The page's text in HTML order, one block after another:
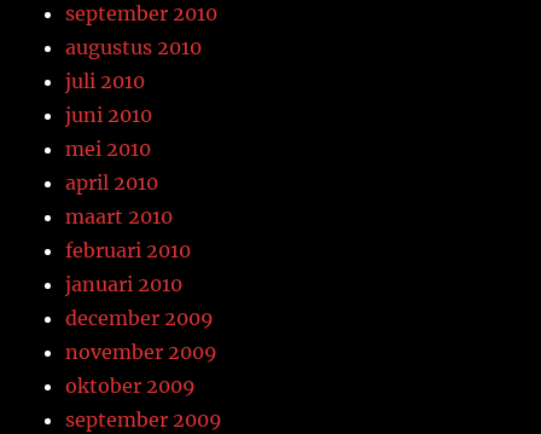
september 2010
augustus 2010
juli 2010
juni 2010
mei 2010
april 2010
maart 2010
februari 2010
januari 2010
december 2009
november 2009
oktober 2009
september 2009